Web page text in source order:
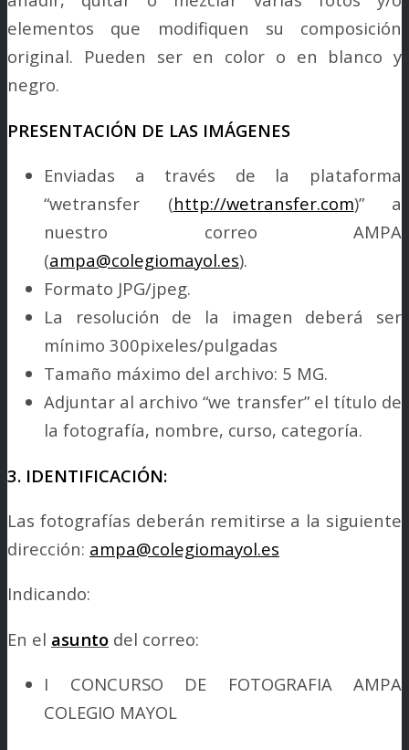
elementos que modifiquen su composición
original. Pueden ser en color o en blanco y
negro.
PRESENTACIÓN DE LAS IMÁGENES
Enviadas a través de la plataforma
“wetransfer (http://wetransfer.com)” a
nuestro correo AMPA
(ampa@colegiomayol.es).
Formato JPG/jpeg.
La resolución de la imagen deberá ser
mínimo 300pixeles/pulgadas
Tamaño máximo del archivo: 5 MG.
Adjuntar al archivo “we transfer” el título de
la fotografía, nombre, curso, categoría.
3. IDENTIFICACIÓN:
Las fotografías deberán remitirse a la siguiente
dirección: ampa@colegiomayol.es
Indicando:
En el asunto del correo:
I CONCURSO DE FOTOGRAFIA AMPA
COLEGIO MAYOL